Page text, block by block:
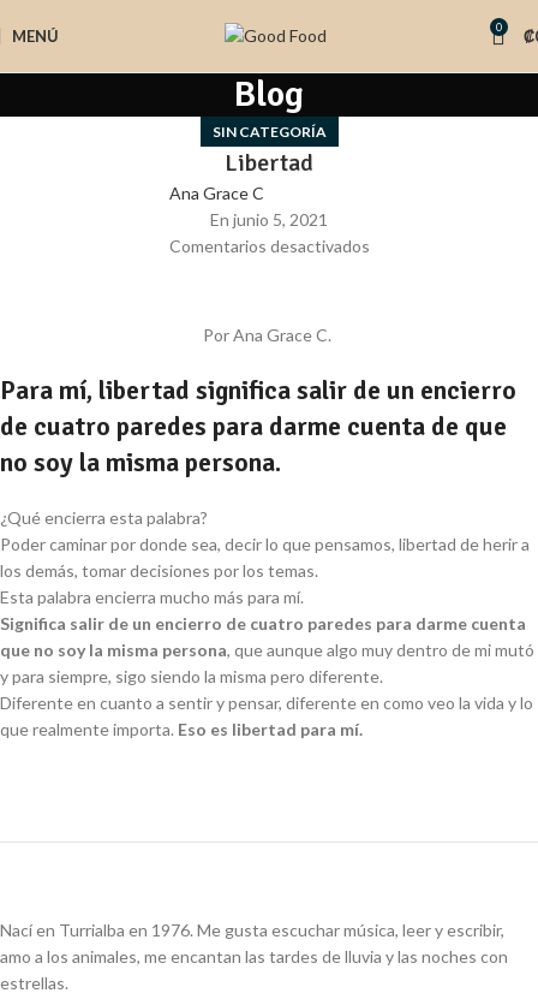
MENÚ 0 ₡
Blog
SIN CATEGORÍA
Libertad
Ana Grace C
En junio 5, 2021
Comentarios desactivados
Por Ana Grace C.
Para mí, libertad significa salir de un encierro
de cuatro paredes para darme cuenta de que
no soy la misma persona.
¿Qué encierra esta palabra?
Poder caminar por donde sea, decir lo que pensamos, libertad de herir a
los demás, tomar decisiones por los temas.
Esta palabra encierra mucho más para mí.
Significa salir de un encierro de cuatro paredes para darme cuenta
que no soy la misma persona, que aunque algo muy dentro de mi mutó
y para siempre, sigo siendo la misma pero diferente.
Diferente en cuanto a sentir y pensar, diferente en como veo la vida y lo
que realmente importa. Eso es libertad para mí.
Nací en Turrialba en 1976. Me gusta escuchar música, leer y escribir,
amo a los animales, me encantan las tardes de lluvia y las noches con
estrellas.